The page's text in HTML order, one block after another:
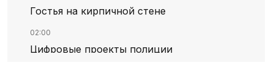
Гостья на кирпичной стене
02:00
Цифровые проекты полиции